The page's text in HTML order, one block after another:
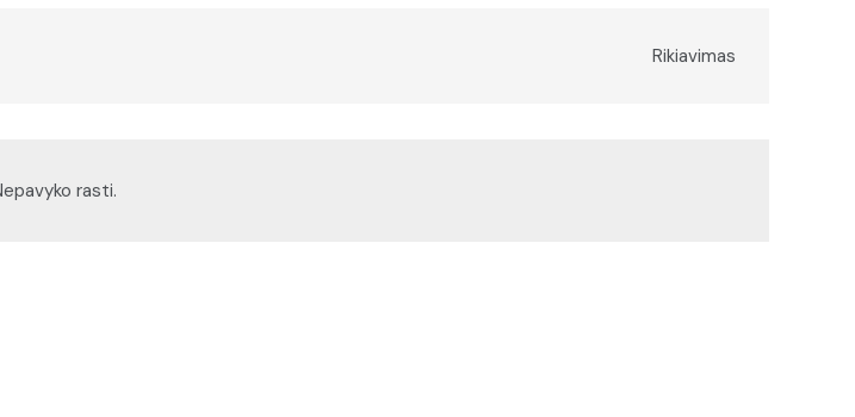
Rikiavimas
rasti.